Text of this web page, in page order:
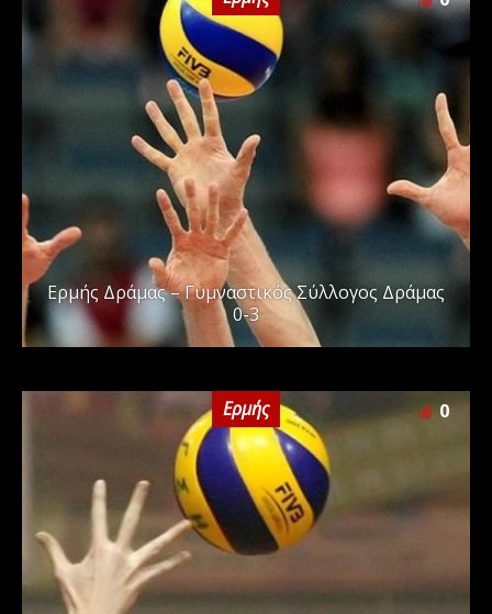
Ερμής Δράμας – Γυμναστικός Σύλλογος Δράμας
0-3
Ερμής 0